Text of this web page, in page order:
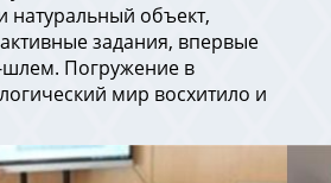
натуральный объект,
задания, впервые
шлем. Погружение в
мир восхитило и